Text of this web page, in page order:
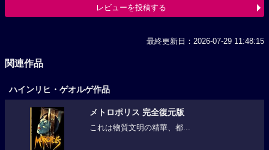
レビューを投稿する
最終更新日：2026-07-29 11:48:15
関連作品
ハインリヒ・ゲオルゲ作品
メトロポリス 完全復元版
これは物質文明の精華、都...